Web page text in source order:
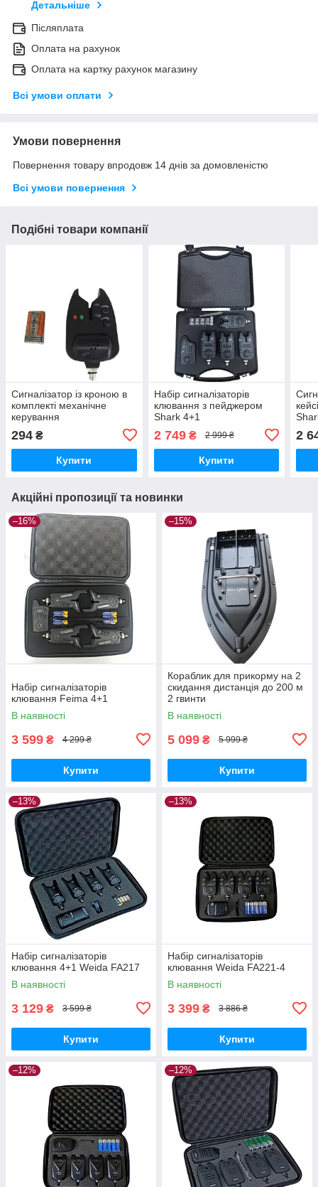
Детальніше
Післяплата
Оплата на рахунок
Оплата на картку рахунок магазину
Всі умови оплати
Умови повернення
Повернення товару впродовж 14 днів за домовленістю
Всі умови повернення
Подібні товари компанії
Сигналізатор із кроною в
комплекті механічне
керування
294 ₴
Купити
Набір сигналізаторів
клювання з пейджером
Shark 4+1
2 749₴ 2 999 ₴
Купити
2
Акційні пропозиції та новинки
–16%
Набір сигналізаторів
клювання Feima 4+1
В наявності
3 599 ₴ 4 299 ₴
Купити
–15%
Кораблик для прикорму на 2
скидання дистанція до 200 м
2 гвинти
В наявності
5 099 ₴ 5 999 ₴
Купити
–13%
Набір сигналізаторів
клювання 4+1 Weida FA217
В наявності
3 129 ₴ 3 599 ₴
Купити
–13%
Набір сигналізаторів
клювання Weida FA221-4
В наявності
3 399 ₴ 3 886 ₴
Купити
–12% –12%